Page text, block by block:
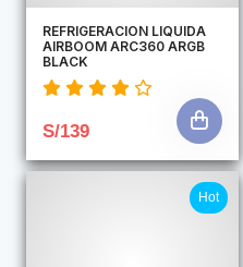
REFRIGERACION LIQUIDA
AIRBOOM ARC360 ARGB
BLACK
S/139
Hot